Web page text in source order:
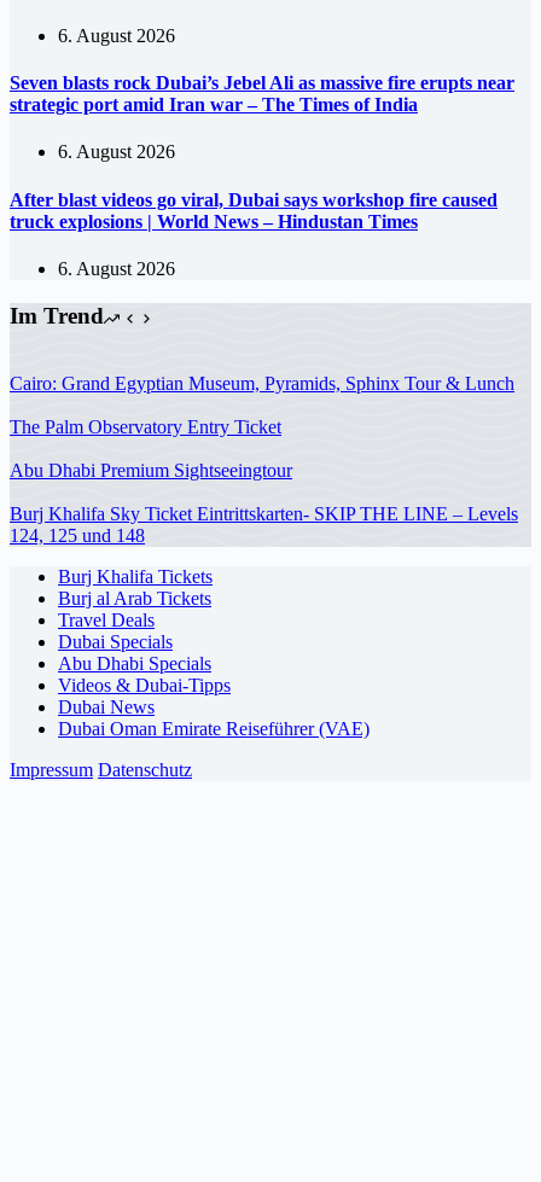
6. August 2026
Seven blasts rock Dubai’s Jebel Ali as massive fire erupts near
strategic port amid Iran war – The Times of India
6. August 2026
After blast videos go viral, Dubai says workshop fire caused
truck explosions | World News – Hindustan Times
6. August 2026
Im Trend
Cairo: Grand Egyptian Museum, Pyramids, Sphinx Tour & Lunch
The Palm Observatory Entry Ticket
Abu Dhabi Premium Sightseeingtour
Burj Khalifa Sky Ticket Eintrittskarten- SKIP THE LINE – Levels
124, 125 und 148
Burj Khalifa Tickets
Burj al Arab Tickets
Travel Deals
Dubai Specials
Abu Dhabi Specials
Videos & Dubai-Tipps
Dubai News
Dubai Oman Emirate Reiseführer (VAE)
Impressum Datenschutz